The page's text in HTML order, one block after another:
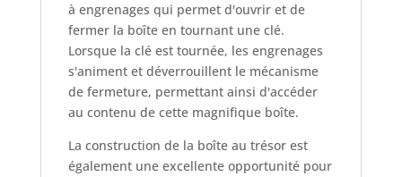
à engrenages qui permet d'ouvrir et de
fermer la boîte en tournant une clé.
Lorsque la clé est tournée, les engrenages
s'animent et déverrouillent le mécanisme
de fermeture, permettant ainsi d'accéder
au contenu de cette magnifique boîte.
La construction de la boîte au trésor est
également une excellente opportunité pour